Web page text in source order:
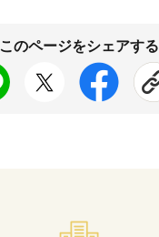
このページをシェアする